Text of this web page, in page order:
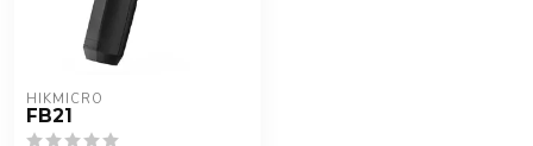
HIKMICRO
FB21